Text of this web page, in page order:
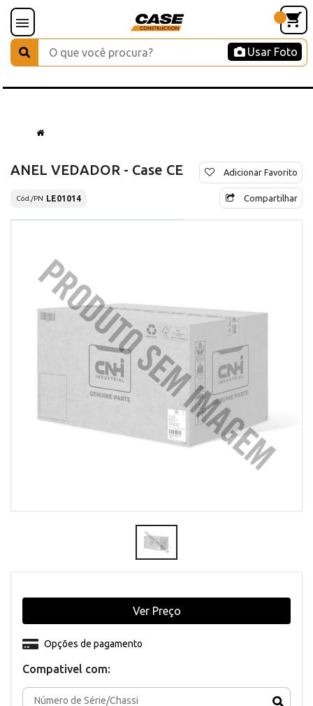
Usar Foto
ANEL VEDADOR - Case CE
Cód./PN LE01014
Adicionar Favorito
Compartilhar
Compativel com:
Opções de pagamento
Ver Preço